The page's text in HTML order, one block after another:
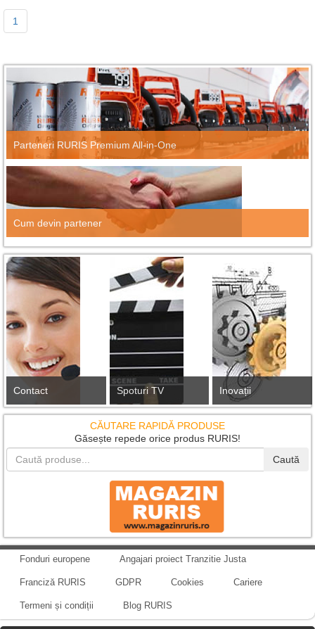
1
Parteneri RURIS Premium All-in-One
Cum devin partener
Contact Spoturi TV Inovații
CĂUTARE RAPIDĂ PRODUSE
Găsește repede orice produs RURIS!
Caută
Fonduri europene Angajari proiect Tranzitie Justa
Franciză RURIS GDPR Cookies Cariere
Termeni și condiții Blog RURIS